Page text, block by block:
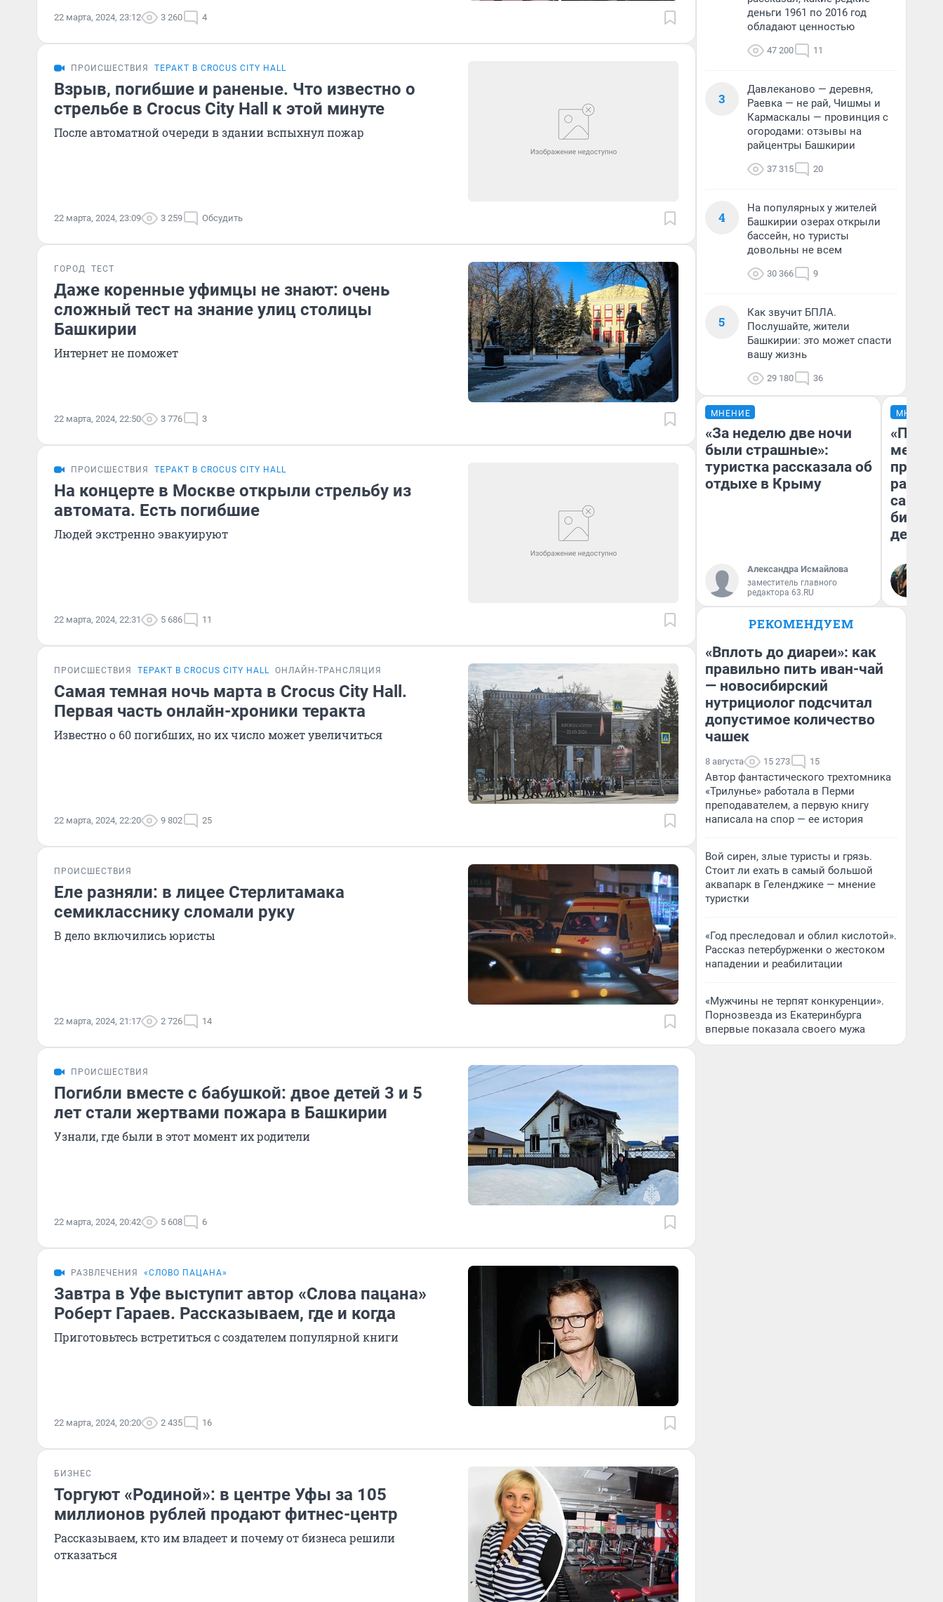
22 марта, 2024, 23:12 3 260 4
ПРОИСШЕСТВИЯ ТЕРАКТ В CROCUS CITY HALL
Взрыв, погибшие и раненые. Что известно о
стрельбе в Crocus City Hall к этой минуте
После автоматной очереди в здании вспыхнул пожар
22 марта, 2024, 23:09 3 259 Обсудить
ГОРОД ТЕСТ
Даже коренные уфимцы не знают: очень
сложный тест на знание улиц столицы
Башкирии
Интернет не поможет
22 марта, 2024, 22:50 3 776 3
ПРОИСШЕСТВИЯ ТЕРАКТ В CROCUS CITY HALL
На концерте в Москве открыли стрельбу из
автомата. Есть погибшие
Людей экстренно эвакуируют
22 марта, 2024, 22:31 5 686 11
ПРОИСШЕСТВИЯ ТЕРАКТ В CROCUS CITY HALL ОНЛАЙН-ТРАНСЛЯЦИЯ
Самая темная ночь марта в Crocus City Hall.
Первая часть онлайн-хроники теракта
Известно о 60 погибших, но их число может увеличиться
22 марта, 2024, 22:20 9 802 25
ПРОИСШЕСТВИЯ
Еле разняли: в лицее Стерлитамака
семикласснику сломали руку
В дело включились юристы
22 марта, 2024, 21:17 2 726 14
ПРОИСШЕСТВИЯ
Погибли вместе с бабушкой: двое детей 3 и 5
лет стали жертвами пожара в Башкирии
Узнали, где были в этот момент их родители
22 марта, 2024, 20:42 5 608 6
РАЗВЛЕЧЕНИЯ «СЛОВО ПАЦАНА»
Завтра в Уфе выступит автор «Слова пацана»
Роберт Гараев. Рассказываем, где и когда
Приготовьтесь встретиться с создателем популярной книги
22 марта, 2024, 20:20 2 435 16
БИЗНЕС
Торгуют «Родиной»: в центре Уфы за 105
миллионов рублей продают фитнес-центр
Рассказываем, кто им владеет и почему от бизнеса решили
отказаться
деньги 1961 по 2016 год
обладают ценностью
47 200 11
3
Давлеканово — деревня,
Раевка — не рай, Чишмы и
Кармаскалы — провинция с
огородами: отзывы на
райцентры Башкирии
37 315 20
4
На популярных у жителей
Башкирии озерах открыли
бассейн, но туристы
довольны не всем
30 366 9
5
Как звучит БПЛА.
Послушайте, жители
Башкирии: это может спасти
вашу жизнь
29 180 36
МНЕНИЕ
«За неделю две ночи
были страшные»:
туристка рассказала об
отдыхе в Крыму
Александра Исмайлова
заместитель главного
редактора 63.RU
МНЕНИЕ
самом
РЕКОМЕНДУЕМ
«Вплоть до диареи»: как
правильно пить иван-чай
— новосибирский
нутрициолог подсчитал
допустимое количество
чашек
8 августа 15 273 15
Автор фантастического трехтомника
«Трилунье» работала в Перми
преподавателем, а первую книгу
написала на спор — ее история
Вой сирен, злые туристы и грязь.
Стоит ли ехать в самый большой
аквапарк в Геленджике — мнение
туристки
«Год преследовал и облил кислотой».
Рассказ петербурженки о жестоком
нападении и реабилитации
«Мужчины не терпят конкуренции».
Порнозвезда из Екатеринбурга
впервые показала своего мужа